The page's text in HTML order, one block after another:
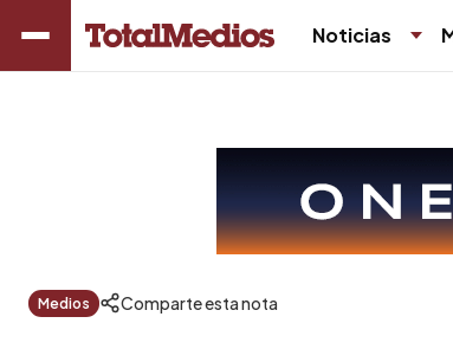
Noticias
Medios Comparte esta nota